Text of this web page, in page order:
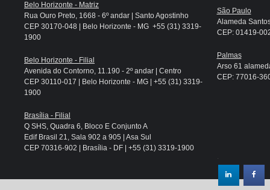
Belo Horizonte - Matriz
Rua Ouro Preto, 1668 - 6º andar | Santo Agostinho
CEP 30170-048 | Belo Horizonte - MG +55 (31) 3319-
1900
Belo Horizonte - Filial
Avenida do Contorno, 11.190 - 2º andar | Centro
CEP 30110-017 | Belo Horizonte - MG | +55 (31) 3319-
1900
Brasília - Filial
Q SHS, Quadra 6, Bloco E Conjunto A
Edif Brasil 21, Sala 902 a 905 | Asa Sul
CEP 70316-902 | Brasília - DF | +55 (31) 3319-1900
São Paulo
Alameda
CEP: 01419-
Palmas
Arso 61
CEP: 77016-
.